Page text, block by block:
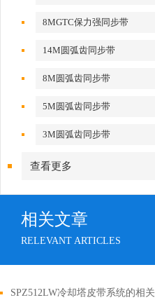
8MGTC保力强同步带
14M圆弧齿同步带
8M圆弧齿同步带
5M圆弧齿同步带
3M圆弧齿同步带
查看更多
相关文章
RELEVANT ARTICLES
SPZ512LW冷却塔皮带系统的相关